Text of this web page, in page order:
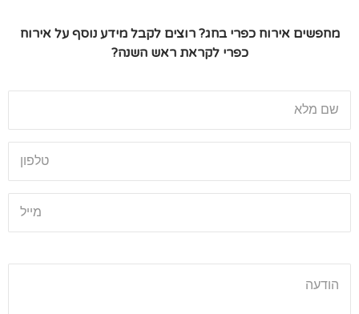
מחפשים אירוח כפרי בחג? רוצים לקבל מידע נוסף על אירוח
כפרי לקראת ראש השנה?